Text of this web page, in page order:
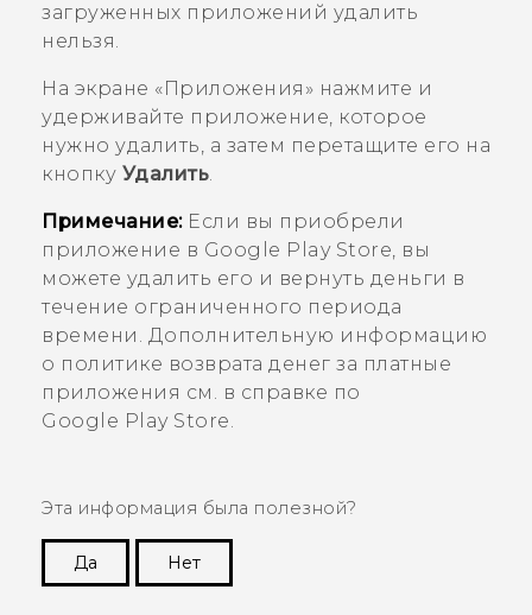
загруженных приложений удалить
нельзя.
На экране « Приложения » нажмите и
удерживайте приложение, которое
нужно удалить, а затем перетащите его на
кнопку Удалить.
Примечание:Если вы приобрели
приложение в Google Play Store, вы
можете удалить его и вернуть деньги в
течение ограниченного периода
времени. Дополнительную информацию
о политике возврата денег за платные
приложения см. в справке по
Google Play Store.
Эта информация была полезной?
Да
Нет